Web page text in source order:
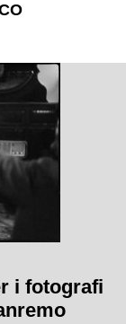
i fotografi